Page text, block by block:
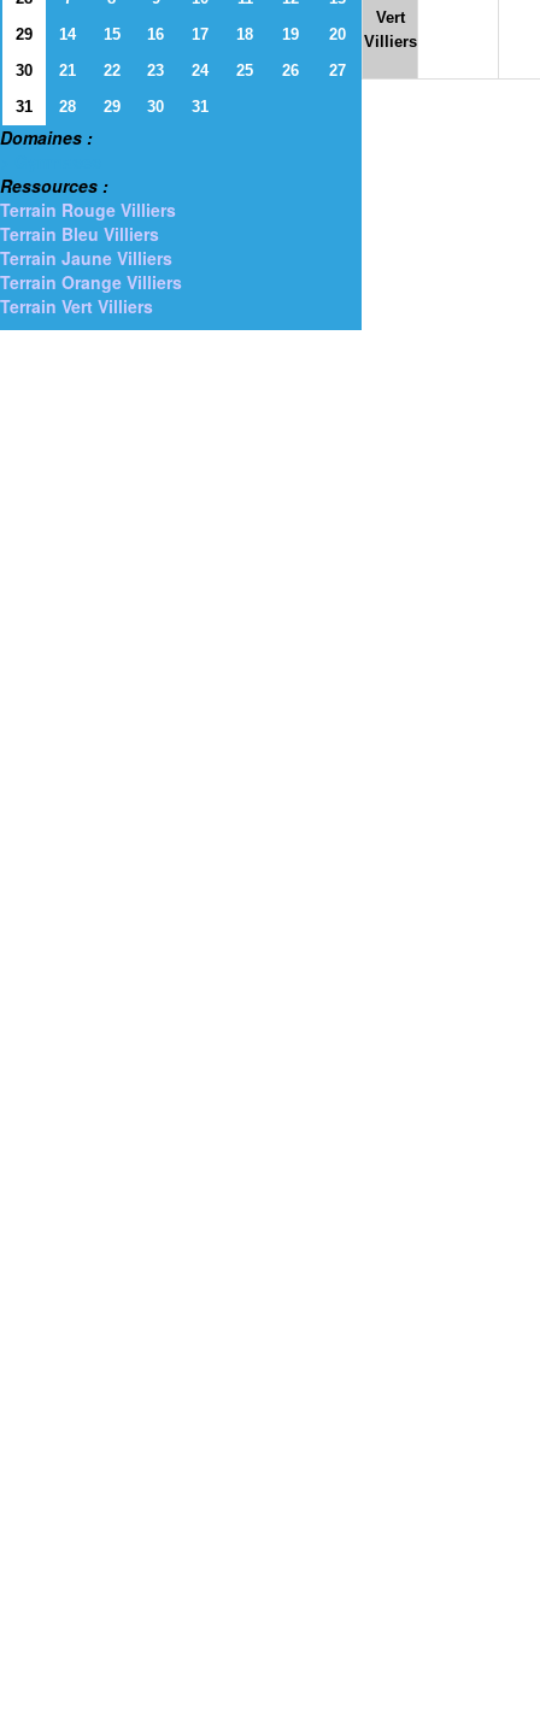
29
14 15 16 17 18 19
20
30
21 22 23 24 25 26
27
31
28 29 30 31
Domaines :
Ressources :
Terrain Rouge Villiers
Terrain Bleu Villiers
Terrain Jaune Villiers
Terrain Orange Villiers
Terrain Vert Villiers
Vert
Villiers